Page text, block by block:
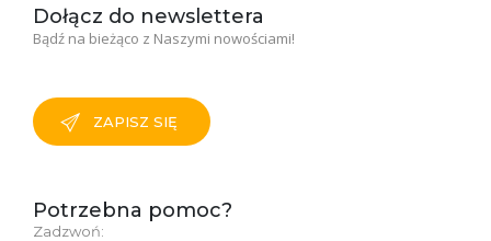
Dołącz do newslettera
Bądź na bieżąco z Naszymi nowościami!
ZAPISZ SIĘ
Potrzebna pomoc?
Zadzwoń: